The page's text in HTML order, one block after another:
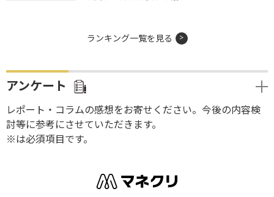
ランキング一覧を見る
アンケート
レポート・コラムの感想をお寄せください。今後の内容検
討等に参考にさせていただきます。
※は必須項目です。